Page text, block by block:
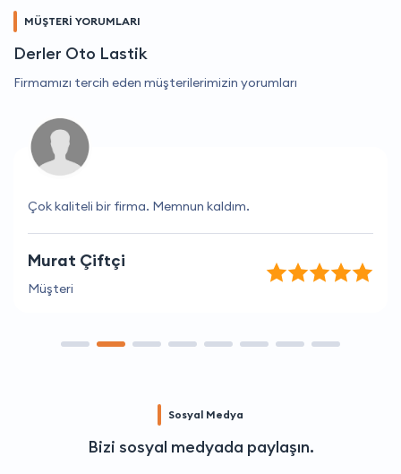
MÜŞTERİ YORUMLARI
Derler Oto Lastik
Firmamızı tercih eden müşterilerimizin yorumları
Çok kaliteli bir firma. Memnun kaldım.
Murat Çiftçi
Müşteri
Sosyal Medya
Bizi sosyal medyada paylaşın.